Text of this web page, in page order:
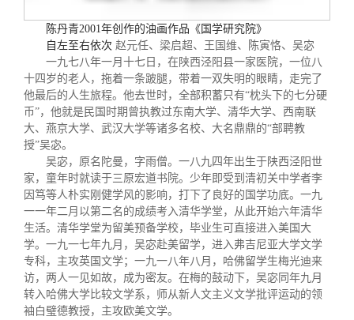
三创大赛
实用信息
会长致辞
总会章程
理事会名单
制度法规
联系我们
陈丹青2001年创作的油画作品 《国学研究院》
自左至右依次 赵元任、梁启超、王国维、陈寅恪、吴宓
一九七八年一月十七日，在陕西泾阳县一家医院，一位八
十四岁的老人，拖着一条跛腿，带着一双失明的眼睛，走完了
他最后的人生旅程。他去世时，全部积蓄只有“枕头下的七分硬
币”，他就是民国时期曾执教过东南大学、清华大学、西南联
大、燕京大学、武汉大学等诸多名校、大名鼎鼎的“部聘教
授”吴宓。
吴宓，原名陀曼，字雨僧。一八九四年出生于陕西泾阳世
家，童年时就读于三原宏道书院。少年即受到清初关中学者李
因笃等人朴实刚健学风的影响，打下了良好的国学功底。一九
一一年二月以第二名的成绩考入清华学堂，从此开始六年清华
生活。清华学堂为留美预备学校，毕业生可直接进入美国大
学。一九一七年九月，吴宓赴美留学，进入弗吉尼亚大学文学
专科，主攻英国文学；一九一八年八月，哈佛留学生梅光迪来
访，两人一见如故，成为密友。在梅的鼓动下，吴宓同年九月
转入哈佛大学比较文学系，师从新人文主义文学批评运动的领
袖白璧德教授，主攻欧美文学。